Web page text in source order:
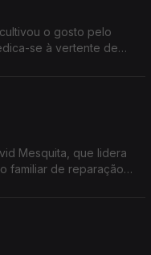
o gosto pelo
se à vertente de
Mesquita, que lidera
familiar de reparação